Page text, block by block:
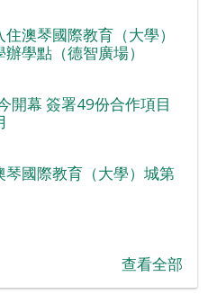
澳琴國際教育（大學）
學點（德智廣場）
開幕 簽署49份合作項目
國際教育（大學）城第
查看全部